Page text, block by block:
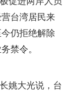
台湾居民来
仍拒绝解除
禁令。
姚大光说，台